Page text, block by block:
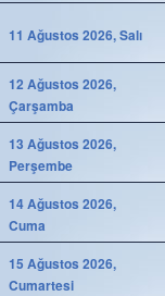
11 Ağustos 2026, Salı
12 Ağustos 2026,
Çarşamba
13 Ağustos 2026,
Perşembe
14 Ağustos 2026,
Cuma
15 Ağustos 2026,
Cumartesi